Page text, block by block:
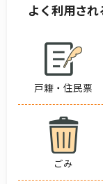
よく利用さ
戸籍・住民票
ごみ